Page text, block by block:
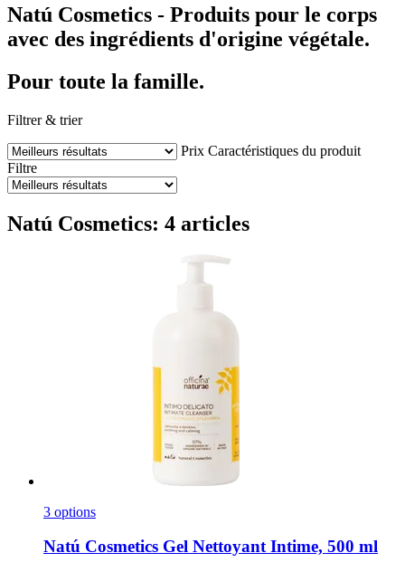
Natú Cosmetics - Produits pour le corps
avec des ingrédients d'origine végétale.
Pour toute la famille.
Filtrer & trier
Prix Caractéristiques du produit
Filtre
Natú Cosmetics: 4 articles
3 options
Natú Cosmetics Gel Nettoyant Intime, 500 ml